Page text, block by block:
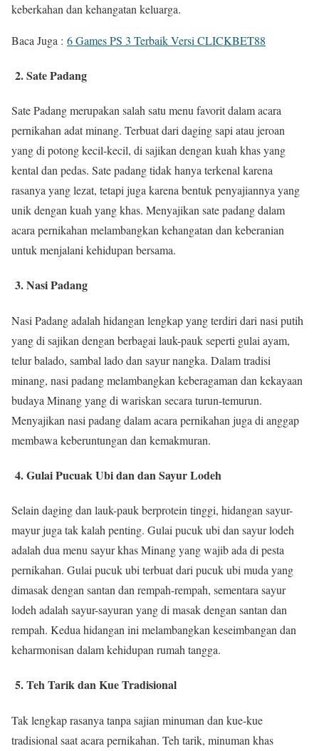
keberkahan dan kehangatan keluarga.
Baca Juga : 6 Games PS 3 Terbaik Versi CLICKBET88
2. Sate Padang
Sate Padang merupakan salah satu menu favorit dalam acara
pernikahan adat minang. Terbuat dari daging sapi atau jeroan
yang di potong kecil-kecil, di sajikan dengan kuah khas yang
kental dan pedas. Sate padang tidak hanya terkenal karena
rasanya yang lezat, tetapi juga karena bentuk penyajiannya yang
unik dengan kuah yang khas. Menyajikan sate padang dalam
acara pernikahan melambangkan kehangatan dan keberanian
untuk menjalani kehidupan bersama.
3. Nasi Padang
Nasi Padang adalah hidangan lengkap yang terdiri dari nasi putih
yang di sajikan dengan berbagai lauk-pauk seperti gulai ayam,
telur balado, sambal lado dan sayur nangka. Dalam tradisi
minang, nasi padang melambangkan keberagaman dan kekayaan
budaya Minang yang di wariskan secara turun-temurun.
Menyajikan nasi padang dalam acara pernikahan juga di anggap
membawa keberuntungan dan kemakmuran.
4. Gulai Pucuak Ubi dan dan Sayur Lodeh
Selain daging dan lauk-pauk berprotein tinggi, hidangan sayur-
mayur juga tak kalah penting. Gulai pucuk ubi dan sayur lodeh
adalah dua menu sayur khas Minang yang wajib ada di pesta
pernikahan. Gulai pucuk ubi terbuat dari pucuk ubi muda yang
dimasak dengan santan dan rempah-rempah, sementara sayur
lodeh adalah sayur-sayuran yang di masak dengan santan dan
rempah. Kedua hidangan ini melambangkan keseimbangan dan
keharmonisan dalam kehidupan rumah tangga.
5. Teh Tarik dan Kue Tradisional
Tak lengkap rasanya tanpa sajian minuman dan kue-kue
tradisional saat acara pernikahan. Teh tarik, minuman khas